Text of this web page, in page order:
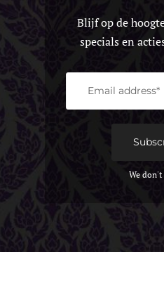
Blijf op de
specials en
We don't